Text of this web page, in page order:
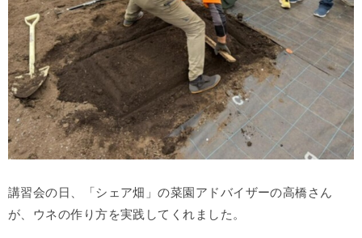
講習会の日、「シェア畑」の菜園アドバイザーの高橋さん
が、ウネの作り方を実践してくれました。